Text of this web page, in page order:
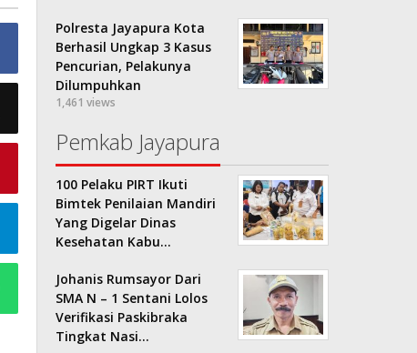
Polresta Jayapura Kota
Berhasil Ungkap 3 Kasus
Pencurian, Pelakunya
Dilumpuhkan
1,461 views
Pemkab Jayapura
100 Pelaku PIRT Ikuti
Bimtek Penilaian Mandiri
Yang Digelar Dinas
Kesehatan Kabu…
Johanis Rumsayor Dari
SMA N – 1 Sentani Lolos
Verifikasi Paskibraka
Tingkat Nasi…